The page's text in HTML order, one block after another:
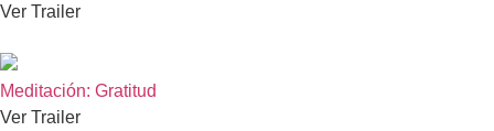
Ver Trailer
Meditación: Gratitud
Ver Trailer